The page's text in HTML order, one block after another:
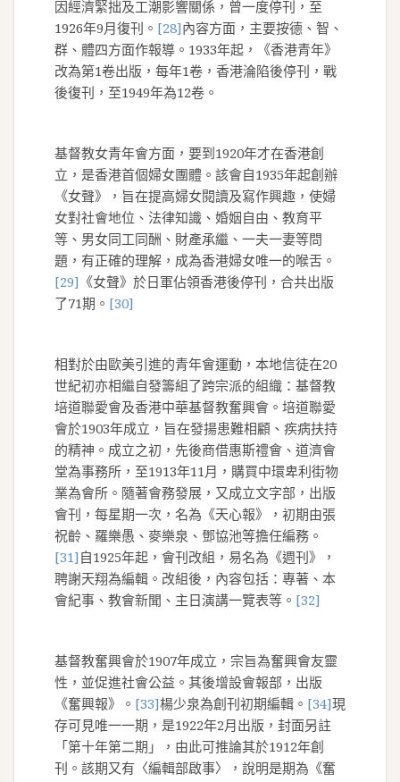
因經濟緊拙及工潮影響關係，曾一度停刊，至
1926年9月復刊。 [28]內容方面，主要按德、智、
群、體四方面作報導。1933年起，《香港青年》
改為第1卷出版，每年1卷，香港淪陷後停刊，戰
後復刊，至1949年為12卷。
基督教女青年會方面，要到1920年才在香港創
立，是香港首個婦女團體。該會自1935年起創辦
《女聲》，旨在提高婦女閱讀及寫作興趣，使婦
女對社會地位、法律知識、婚姻自由、教育平
等、男女同工同酬、財產承繼、一夫一妻等問
題，有正確的理解，成為香港婦女唯一的喉舌。
[29] 《女聲》於日軍佔領香港後停刊，合共出版
了71期。 [30]
相對於由歐美引進的青年會運動，本地信徒在20
世紀初亦相繼自發籌組了跨宗派的組織：基督教
培道聯愛會及香港中華基督教奮興會。培道聯愛
會於1903年成立，旨在發揚患難相顧、疾病扶持
的精神。成立之初，先後商借惠斯禮會、道濟會
堂為事務所，至1913年11月，購買中環卑利街物
業為會所。隨著會務發展，又成立文字部，出版
會刊，每星期一次，名為《天心報》，初期由張
祝齡、羅樂愚、麥樂泉、鄧協池等擔任編務。
[31] 自1925年起，會刊改組，易名為《週刊》，
聘謝天翔為編輯。改組後，內容包括：專著、本
會紀事、教會新聞、主日演講一覽表等。 [32]
基督教奮興會於1907年成立，宗旨為奮興會友靈
性，並促進社會公益。其後增設會報部，出版
《奮興報》。 [33]楊少泉為創刊初期編輯。 [34]現
存可見唯一一期，是1922年2月出版，封面另註
「第十年第二期」，由此可推論其於1912年創
刊。該期又有〈編輯部啟事〉，說明是期為《奮